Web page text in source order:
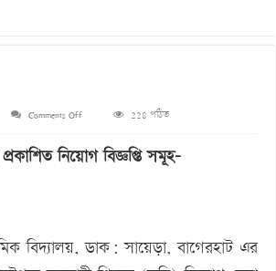
Comments Offon
বিজ্ঞপ্তি-
২০১৪
228 পঠিত
নিয়োগ বিজ্ঞপ্তি সমূহ-
বিদ্যালয়, ডাক: সায়েড়া, বাগেরহাট এর